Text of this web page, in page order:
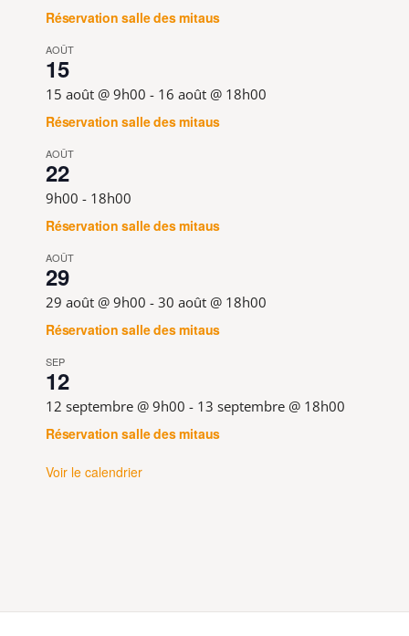
Réservation salle des mitaus
AOÛT
15
15 août @ 9h00 - 16 août @ 18h00
Réservation salle des mitaus
AOÛT
22
9h00 - 18h00
Réservation salle des mitaus
AOÛT
29
29 août @ 9h00 - 30 août @ 18h00
Réservation salle des mitaus
SEP
12
12 septembre @ 9h00 - 13 septembre @ 18h00
Réservation salle des mitaus
Voir le calendrier